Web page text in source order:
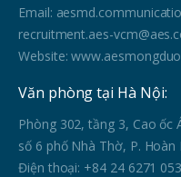
Email:
recruitment.aes-
Website:
Văn phòng tại Hà Nội:
Phòng 302, tầng 3, Cao ốc
số 6 phố Nhà Thờ, P. Hoàn
Điện thoại: +84 24 6271